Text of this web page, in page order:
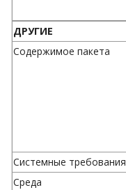
ДРУГИЕ
Содержимое пакета
Системные требования
Среда